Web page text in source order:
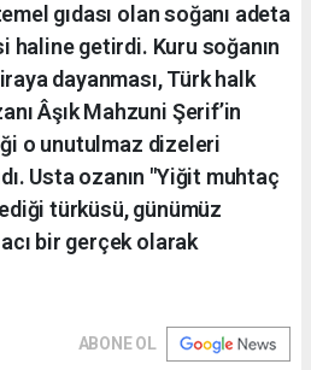
gıdası olan soğanı adeta
haline getirdi. Kuru soğanın
dayanması, Türk halk
Âşık Mahzuni Şerif’in
o unutulmaz dizeleri
Usta ozanın "Yiğit muhtaç
türküsü, günümüz
bir gerçek olarak
ABONE OL